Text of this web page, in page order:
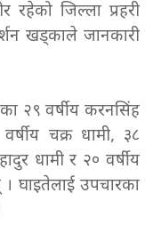
रहेको जिल्ला प्रहरी
खड्काले जानकारी
२९ वर्षीय करनसिंह
चक्र धामी, ३८
धामी र २० वर्षीय
। घाइतेलाई उपचारका